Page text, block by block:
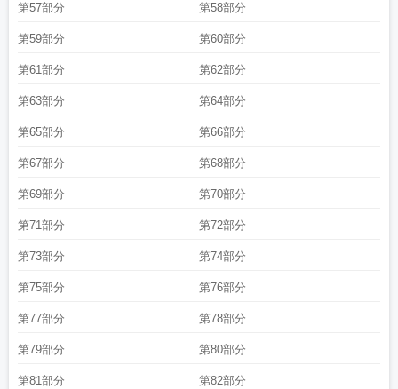
第57部分 第58部分
第59部分 第60部分
第61部分 第62部分
第63部分 第64部分
第65部分 第66部分
第67部分 第68部分
第69部分 第70部分
第71部分 第72部分
第73部分 第74部分
第75部分 第76部分
第77部分 第78部分
第79部分 第80部分
第81部分 第82部分